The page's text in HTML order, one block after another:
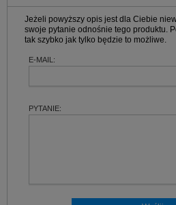
Jeżeli powyższy opis jest dla Ciebie
swoje pytanie odnośnie tego produktu.
tak szybko jak tylko będzie to możliwe.
E-MAIL:
PYTANIE: